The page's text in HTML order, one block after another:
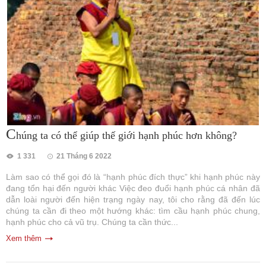
Chúng ta có thể giúp thế giới hạnh phúc hơn không?
1 331 21 Tháng 6 2022
Làm sao có thể gọi đó là “hạnh phúc đích thực” khi hạnh phúc này
đang tổn hại đến người khác Việc đeo đuổi hạnh phúc cá nhân đã
dẫn loài người đến hiện trạng ngày nay, tôi cho rằng đã đến lúc
chúng ta cần đi theo một hướng khác: tìm cầu hạnh phúc chung,
hạnh phúc cho cả vũ trụ. Chúng ta cần thức...
Xem thêm